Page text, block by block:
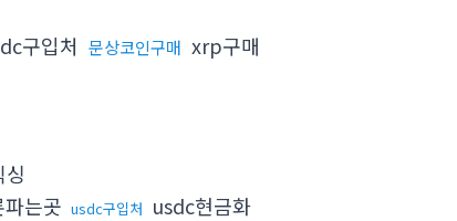
구입처 문상코인구매 xrp구매
싱
는곳 usdc구입처 usdc현금화